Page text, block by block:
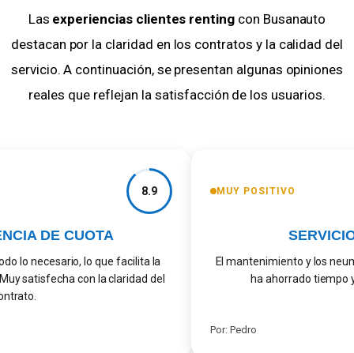
Las experiencias clientes renting con Busanauto
destacan por la claridad en los contratos y la calidad del
servicio. A continuación, se presentan algunas opiniones
reales que reflejan la satisfacción de los usuarios.
8.9
DE CUOTA
lo necesario, lo que facilita la
satisfecha con la claridad del
MUY POSITIVO
El mantenimiento y los
ha ahorrado tiempo
Por: Pedro